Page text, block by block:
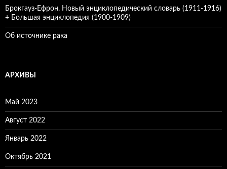
Брокгауз-Ефрон. Новый энциклопедический словарь (1911-1916)
+ Большая энциклопедия (1900-1909)
Об источнике рака
АРХИВЫ
Май 2023
Август 2022
Январь 2022
Октябрь 2021